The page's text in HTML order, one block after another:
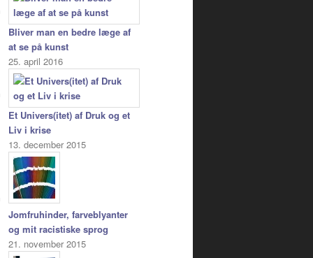
Bliver man en bedre læge af
at se på kunst
25. april 2016
Et Univers(itet) af Druk og et
Liv i krise
13. december 2015
Jomfruhinder, farveblyanter
og mit racistiske sprog
21. november 2015